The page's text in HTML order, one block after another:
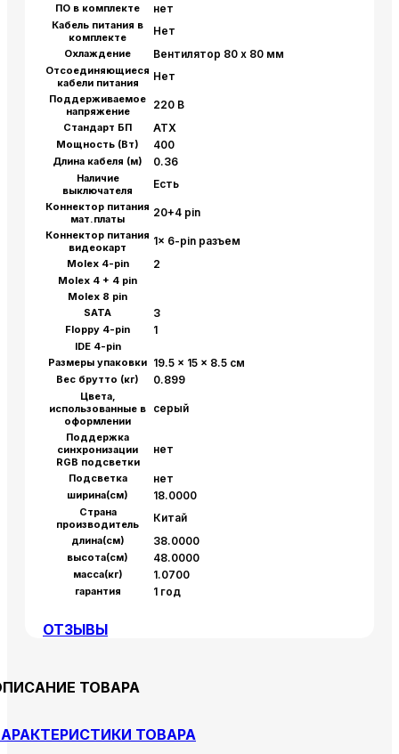
ПО в комплекте нет
Кабель питания в
комплекте
Нет
Охлаждение Вентилятор 80 x 80 мм
Отсоединяющиеся
кабели питания
Нет
Поддерживаемое
напряжение
220 В
Стандарт БП ATX
Мощность (Вт) 400
Длина кабеля (м) 0.36
Наличие
выключателя
Есть
Коннектор питания
мат.платы
20+4 pin
Коннектор питания
видеокарт
1x 6-pin разъем
Molex 4-pin 2
Molex 4 + 4 pin
Molex 8 pin
SATA
3
Floppy 4-pin 1
IDE 4-pin
Размеры упаковки 19.5 x 15 x 8.5 см
Вес брутто (кг) 0.899
Цвета,
использованные в
оформлении
серый
Поддержка
синхронизации
RGB подсветки
нет
Подсветка нет
ширина(см) 18.0000
Страна
производитель
Китай
длина(см) 38.0000
высота(см) 48.0000
масса(кг) 1.0700
гарантия 1 год
ОТЗЫВЫ
ТОВАРА
ТОВАРА